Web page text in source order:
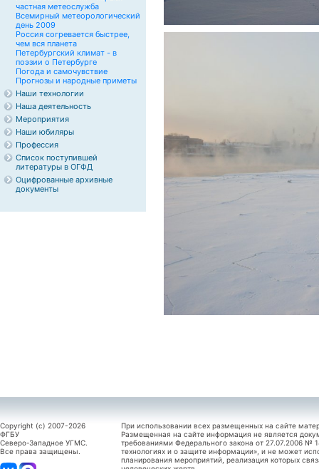
частная метеослужба
Всемирный метеорологический
день 2009
Россия согревается быстрее,
чем вся планета
Петербургский климат - в
поэзии о Петербурге
Погода и самочувствие
Прогнозы и народные приметы
Наши технологии
Наша деятельность
Мероприятия
Наши юбиляры
Профессия
Список поступившей
литературы в ОГФД
Оцифрованные архивные
документы
Copyright (c) 2007-2026
ФГБУ
Северо-Западное УГМС.
Все права защищены.
При использовании всех размещенных на сайте
Размещенная на сайте информация не является
требованиями Федерального закона от 27.07.2006
технологиях и о защите информации», и не может
планирования мероприятий, реализация которых